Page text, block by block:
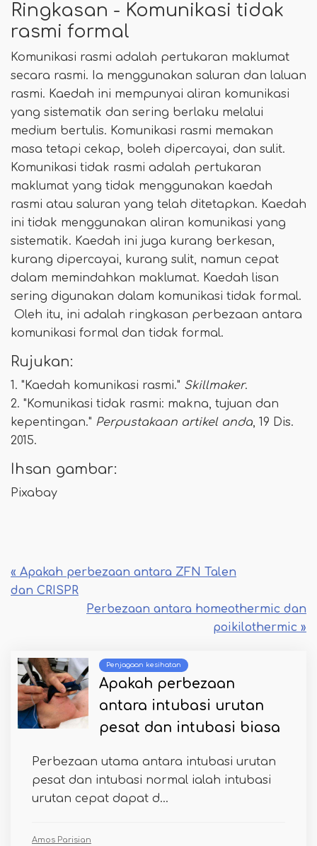
Ringkasan - Komunikasi tidak
rasmi formal
Komunikasi rasmi adalah pertukaran maklumat
secara rasmi. Ia menggunakan saluran dan laluan
rasmi. Kaedah ini mempunyai aliran komunikasi
yang sistematik dan sering berlaku melalui
medium bertulis. Komunikasi rasmi memakan
masa tetapi cekap, boleh dipercayai, dan sulit.
Komunikasi tidak rasmi adalah pertukaran
maklumat yang tidak menggunakan kaedah
rasmi atau saluran yang telah ditetapkan. Kaedah
ini tidak menggunakan aliran komunikasi yang
sistematik. Kaedah ini juga kurang berkesan,
kurang dipercayai, kurang sulit, namun cepat
dalam memindahkan maklumat. Kaedah lisan
sering digunakan dalam komunikasi tidak formal.
Oleh itu, ini adalah ringkasan perbezaan antara
komunikasi formal dan tidak formal.
Rujukan:
1. "Kaedah komunikasi rasmi." Skillmaker.
2. "Komunikasi tidak rasmi: makna, tujuan dan
kepentingan." Perpustakaan artikel anda, 19 Dis.
2015.
Ihsan gambar:
Pixabay
« Apakah perbezaan antara ZFN Talen
dan CRISPR
Perbezaan antara homeothermic dan
poikilothermic »
Penjagaan kesihatan
Apakah perbezaan
antara intubasi urutan
pesat dan intubasi biasa
Perbezaan utama antara intubasi urutan
pesat dan intubasi normal ialah intubasi
urutan cepat dapat d...
Amos Parisian